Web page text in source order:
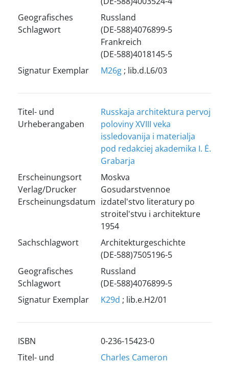
Geografisches
Schlagwort
Russland
(DE-588)4076899-5
Frankreich
(DE-588)4018145-5
Signatur Exemplar
M26g; lib.d.L6/03
Titel- und
Urheberangaben
Russkaja architektura pervoj
poloviny XVIII veka
issledovanija i materialja
pod redakciej akademika I. Ė.
Grabarja
Erscheinungsort
Verlag/Drucker
Erscheinungsdatum
Moskva
Gosudarstvennoe
izdatel'stvo literatury po
stroitel'stvu i architekture
1954
Sachschlagwort
Architekturgeschichte
(DE-588)7505196-5
Geografisches
Schlagwort
Russland
(DE-588)4076899-5
Signatur Exemplar
K29d ; lib.e.H2/01
ISBN
0-236-15423-0
Titel- und
Charles Cameron